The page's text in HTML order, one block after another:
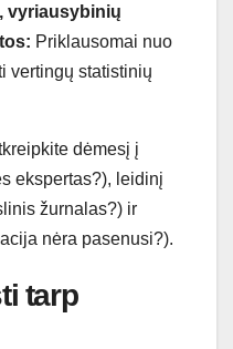
vyriausybinių
Priklausomai nuo
vertingų statistinių
dėmesį į
ekspertas?), leidinį
žurnalas?) ir
nėra pasenusi?).
tarp